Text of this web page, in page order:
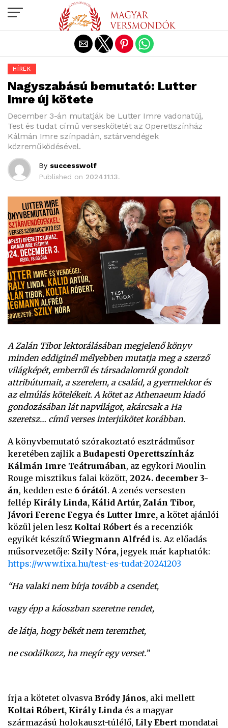
HÍREK
Nagyszabású bemutató: Lutter
Imre új kötete
December 3-án mutatják be Lutter Imre vadonatúj,
Test és tudat című verseskötetét az Operettszínház
Kálmán Imre színpadán, sztárvendégek
közreműködésével.
By successwolf
Published on 2024.11.13.
A Zalán Tibor lektorálásában megjelenő könyv
minden eddiginél mélyebben mutatja meg a szerző
világképét, emberről és társadalomról gondolt
attribútumait, a szerelem, a család, a gyermekkor és
az elmúlás kötelékeit. A kötet az Athenaeum kiadó
gondozásában lát napvilágot, akárcsak a Ha
szeretsz… című verses interjúkötet korábban.
A könyvbemutató szórakoztató esztrádműsor
keretében zajlik a Budapesti Operettszínház
Kálmán Imre Teátrumában, az egykori Moulin
Rouge misztikus falai között, 2024. december 3-
án, kedden este 6 órától. A zenés versesten
fellép Király Linda, Kálid Artúr, Zalán Tibor,
Jávori Ferenc Fegya és Lutter Imre, a kötet ajánlói
közül jelen lesz Koltai Róbert és a recenziók
egyikét készítő Wiegmann Alfréd is. Az előadás
műsorvezetője: Szily Nóra, jegyek már kaphatók:
https://www.tixa.hu/test-es-tudat-20241203
“Ha valaki nem bírja tovább a csendet,
vagy épp a káoszban szeretne rendet,
de látja, hogy békét nem teremthet,
ne csodálkozz, ha megír egy verset.”
írja a kötetet olvasva Bródy János, aki mellett
Koltai Róbert, Király Linda és a magyar
származású holokauszt-túlélő, Lily Ebert mondatai
Exit mobile version